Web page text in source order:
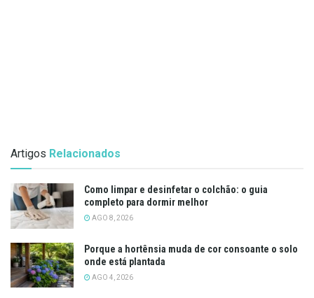
Artigos Relacionados
Como limpar e desinfetar o colchão: o guia
completo para dormir melhor
AGO 8, 2026
Porque a hortênsia muda de cor consoante o solo
onde está plantada
AGO 4, 2026